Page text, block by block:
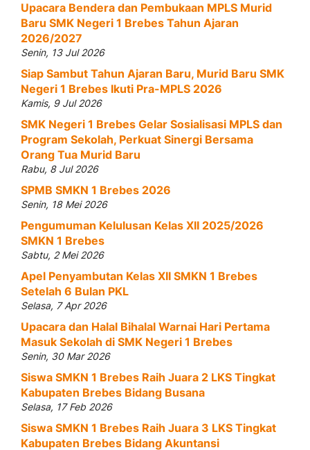
Upacara Bendera dan Pembukaan MPLS Murid
Baru SMK Negeri 1 Brebes Tahun Ajaran
2026/2027
Senin, 13 Jul 2026
Siap Sambut Tahun Ajaran Baru, Murid Baru SMK
Negeri 1 Brebes Ikuti Pra-MPLS 2026
Kamis, 9 Jul 2026
SMK Negeri 1 Brebes Gelar Sosialisasi MPLS dan
Program Sekolah, Perkuat Sinergi Bersama
Orang Tua Murid Baru
Rabu, 8 Jul 2026
SPMB SMKN 1 Brebes 2026
Senin, 18 Mei 2026
Pengumuman Kelulusan Kelas XII 2025/2026
SMKN 1 Brebes
Sabtu, 2 Mei 2026
Apel Penyambutan Kelas XII SMKN 1 Brebes
Setelah 6 Bulan PKL
Selasa, 7 Apr 2026
Upacara dan Halal Bihalal Warnai Hari Pertama
Masuk Sekolah di SMK Negeri 1 Brebes
Senin, 30 Mar 2026
Siswa SMKN 1 Brebes Raih Juara 2 LKS Tingkat
Kabupaten Brebes Bidang Busana
Selasa, 17 Feb 2026
Siswa SMKN 1 Brebes Raih Juara 3 LKS Tingkat
Kabupaten Brebes Bidang Akuntansi